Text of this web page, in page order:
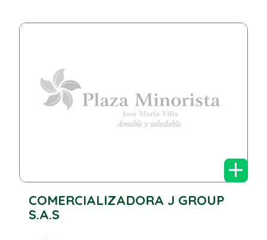
+
COMERCIALIZADORA J GROUP
S.A.S